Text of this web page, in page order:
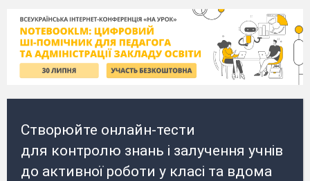
Створюйте онлайн-тести
для контролю знань і залучення учнів
до активної роботи у класі та вдома